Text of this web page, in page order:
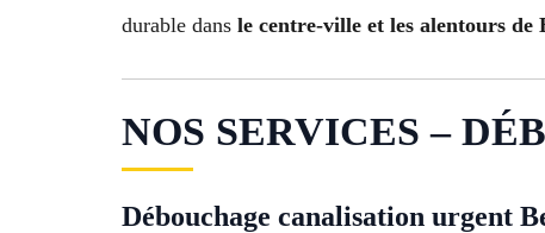
durable dans le centre-ville et les alentours de
NOS SERVICES –
Débouchage canalisation urgent